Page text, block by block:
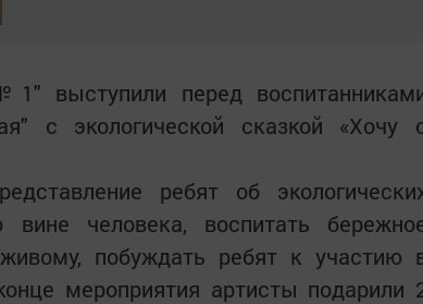
выступили перед
с экологической сказкой «Хочу
ребят об
человека, воспитать
побуждать ребят к участию
мероприятия артисты подарили